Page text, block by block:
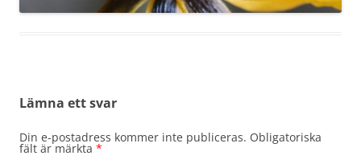
Lämna ett svar
Din e-postadress kommer inte publiceras. Obligatoriska
fält är märkta *